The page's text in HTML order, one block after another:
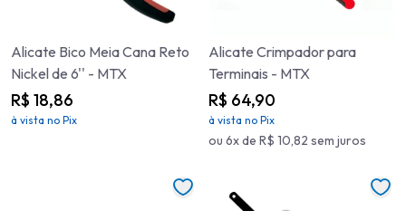
Alicate Bico Meia Cana Reto
Nickel de 6'' - MTX
R$ 18,86
à vista no Pix
Alicate Crimpador para
Terminais - MTX
R$ 64,90
à vista no Pix
ou 6x de R$ 10,82 sem juros